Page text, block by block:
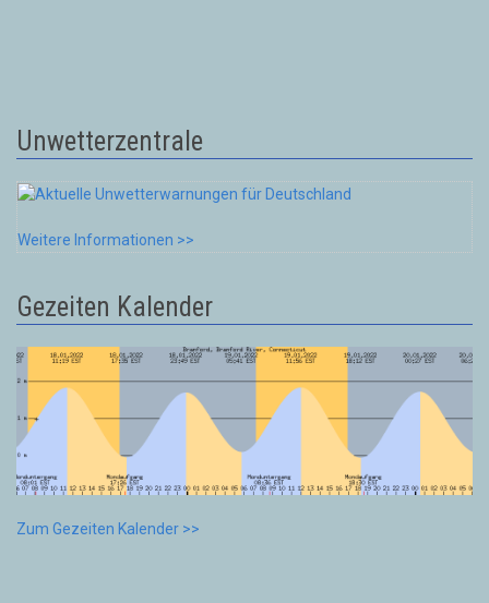
Unwetterzentrale
Weitere Informationen >>
Gezeiten Kalender
Zum Gezeiten Kalender >>